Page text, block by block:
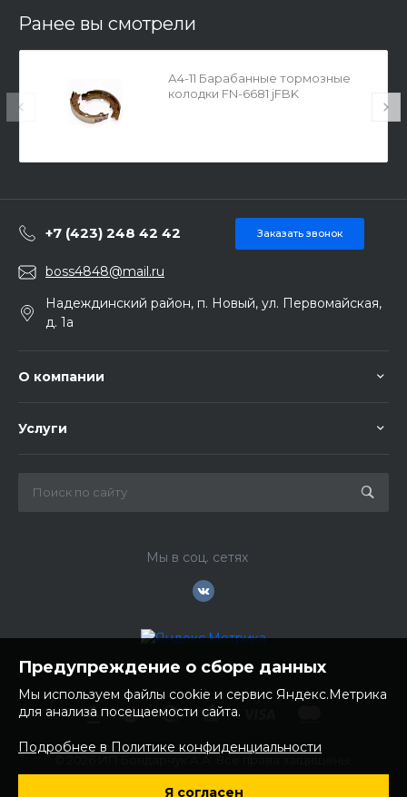
Ранее вы смотрели
А4-11 Барабанные тормозные
колодки FN-6681 jFBK
+7 (423) 248 42 42 Заказать звонок
boss4848@mail.ru
Надеждинский район, п. Новый, ул. Первомайская,
д. 1а
О компании
Услуги
Мы в соц. сетях
ИНН: 252100758085
Предупреждение о сборе данных
Мы используем файлы cookie и сервис Яндекс.Метрика
для анализа посещаемости сайта.
Подробнее в Политике конфиденциальности
Я согласен